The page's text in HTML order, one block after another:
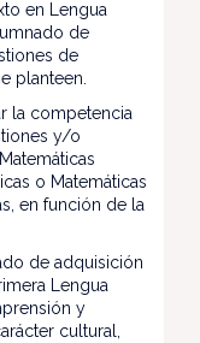
en Lengua
de
de
planteen.
la competencia
y/o
o Matemáticas
en función de la
de adquisición
Lengua
y
cultural,